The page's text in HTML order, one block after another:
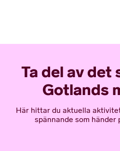
Ta del av det
Gotlands
Här hittar du aktuella
spännande som händer